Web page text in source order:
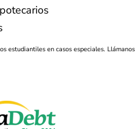
estudiantiles en casos especiales. Llámanos